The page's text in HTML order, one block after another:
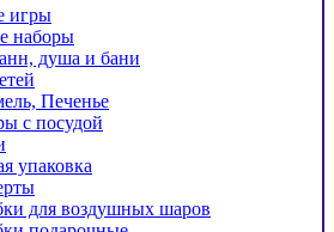
игры
наборы
душа и бани
Печенье
с посудой
упаковка
для воздушных шаров